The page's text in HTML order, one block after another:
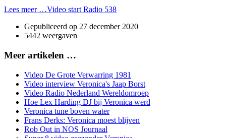
Lees meer …Video start Radio 538
Gepubliceerd op 27 december 2020
5442 weergaven
Meer artikelen …
Video De Grote Verwarring 1981
Video interview Veronica's Jaap Borst
Video Radio Nederland Wereldomroep
Hoe Lex Harding DJ bij Veronica werd
Veronica tune boven water
Frans Derks: Veronica moest blijven
Rob Out in NOS Journaal